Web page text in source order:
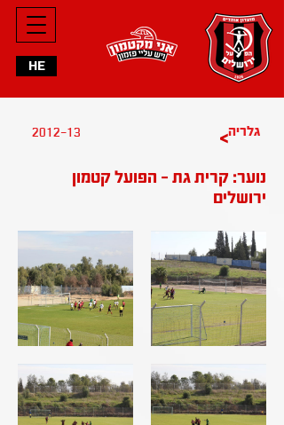
HE
2012-13 >גלריה
נוער: קרית גת - הפועל קטמון
ירושלים